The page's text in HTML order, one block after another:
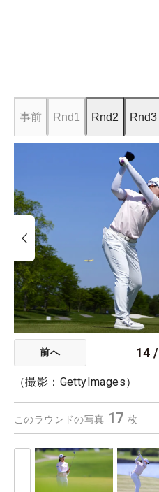
事前 Rnd1 Rnd2 Rnd3
前へ 14 /
（撮影：GettyImages）
このラウンドの写真 17枚